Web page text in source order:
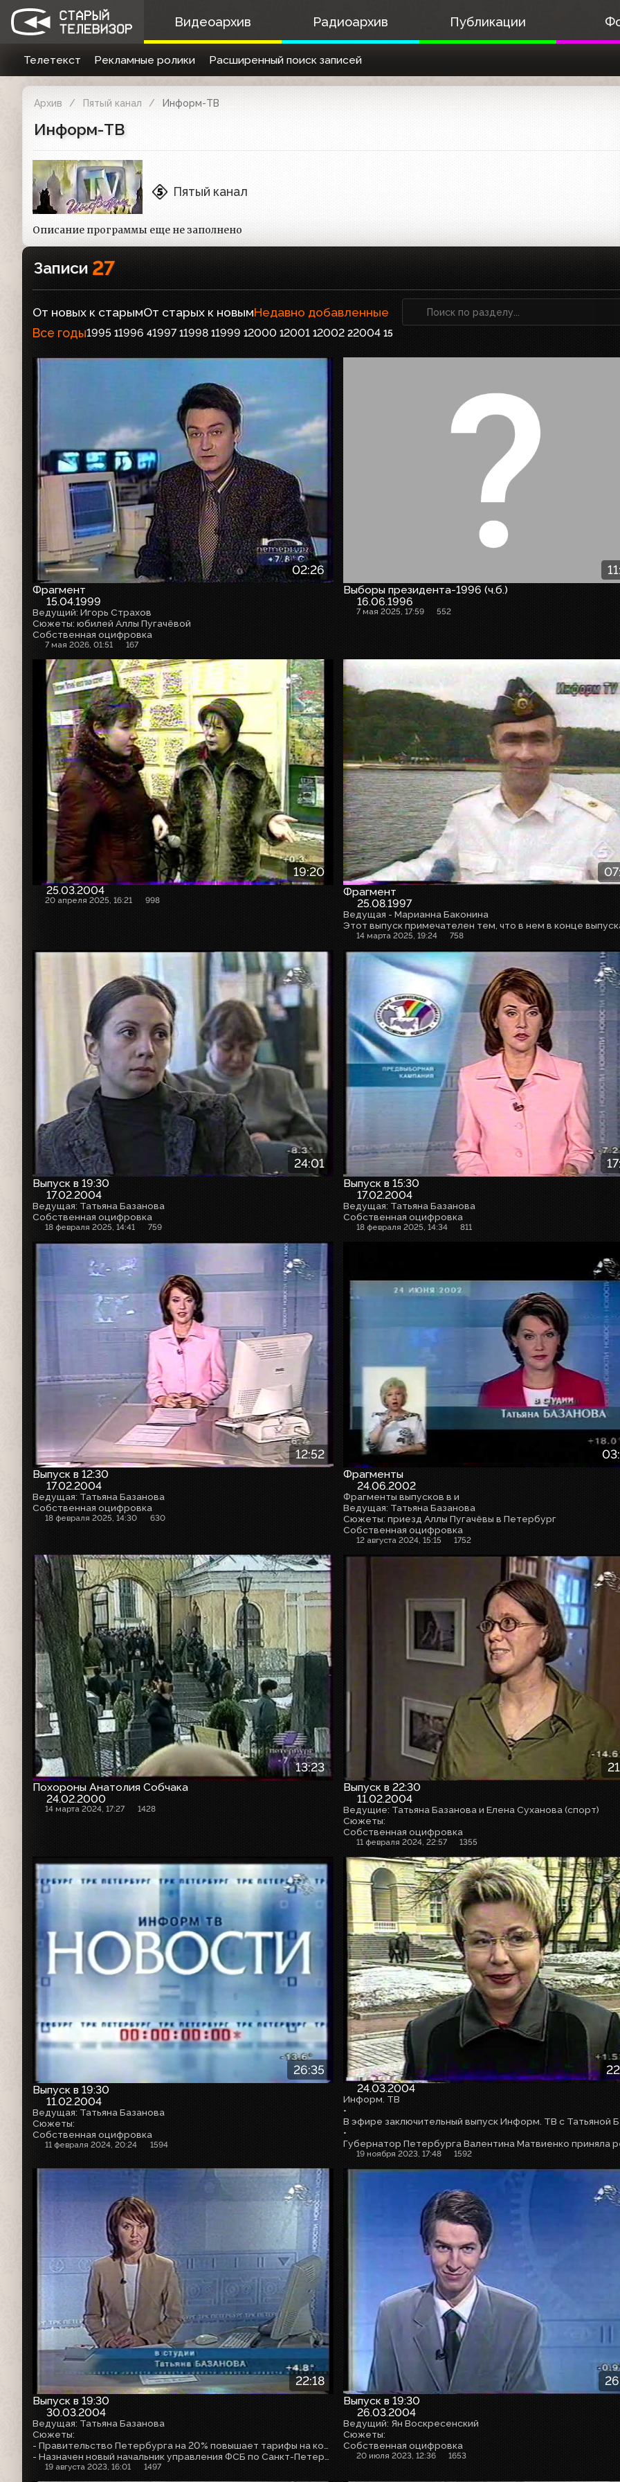
Видеоархив Радиоархив Публикации
Телетекст Рекламные ролики Расширенный поиск записей
Архив Пятый канал Информ-ТВ
Информ-ТВ
Пятый канал
Описание программы еще не заполнено
Записи 27
От новых к старымОт старых к новымНедавно добавленные
Все годы1995 11996 41997 11998 11999 12000 12001 12002 22004 15
02:26
Фрагмент
15.04.1999
Ведущий: Игорь Страхов
Сюжеты: юбилей Аллы Пугачёвой
Собственная оцифровка
7 мая 2026, 01:51 167
Выборы президента-1996 (ч.б.)
16.06.1996
7 мая 2025, 17:59 552
19:20
25.03.2004
20 апреля 2025, 16:21 998
Фрагмент
25.08.1997
Ведущая - Марианна Баконина
14 марта 2025, 19:24 758
24:01
Выпуск в 19:30
17.02.2004
Ведущая: Татьяна Базанова
Собственная оцифровка
18 февраля 2025, 14:41 759
Выпуск в 15:30
17.02.2004
Ведущая: Татьяна Базанова
Собственная оцифровка
18 февраля 2025, 14:34 811
12:52
Выпуск в 12:30
17.02.2004
Ведущая: Татьяна Базанова
Собственная оцифровка
18 февраля 2025, 14:30 630
Фрагменты
24.06.2002
Фрагменты выпусков в и
Ведущая: Татьяна Базанова
Сюжеты: приезд Аллы Пугачёвы в Петербург
Собственная оцифровка
12 августа 2024, 15:15 1752
13:23
Похороны Анатолия Собчака
24.02.2000
14 марта 2024, 17:27 1428
Выпуск в 22:30
11.02.2004
Ведущие: Татьяна Базанова и Елена Суханова (спорт)
Сюжеты:
Собственная оцифровка
11 февраля 2024, 22:57 1355
26:35
Выпуск в 19:30
11.02.2004
Ведущая: Татьяна Базанова
Сюжеты:
Собственная оцифровка
11 февраля 2024, 20:24 1594
24.03.2004
Информ. ТВ
•
•
19 ноября 2023, 17:48 1592
22:18
Выпуск в 19:30
30.03.2004
Ведущая: Татьяна Базанова
Сюжеты:
19 августа 2023, 16:01 1497
Выпуск в 19:30
26.03.2004
Ведущий: Ян Воскресенский
Сюжеты:
Собственная оцифровка
20 июля 2023, 12:36 1653